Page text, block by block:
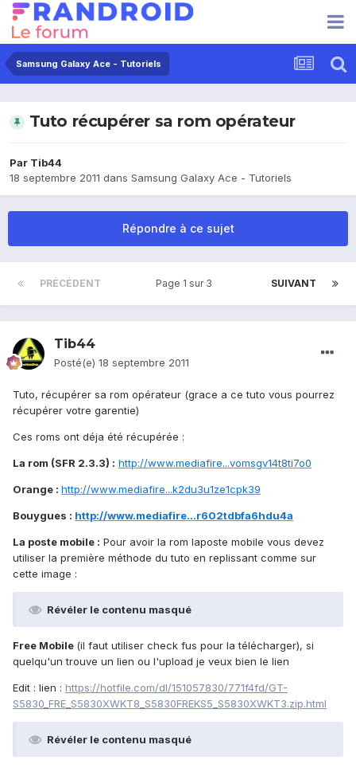
Samsung Galaxy Ace - Tutoriels
Tuto récupérer sa rom opérateur
Par Tib44
18 septembre 2011 dans Samsung Galaxy Ace - Tutoriels
Répondre à ce sujet
PRÉCÉDENT SUIVANT
Page 1 sur 3
Tib44
Posté(e) 18 septembre 2011
Tuto, récupérer sa rom opérateur (grace a ce tuto vous pourrez
récupérer votre garentie)
Ces roms ont déja été récupérée :
La rom (SFR 2.3.3) : http://www.mediafire...vomsgv14t8ti7o0
Orange : http://www.mediafire...k2du3u1ze1cpk39
Bouygues : http://www.mediafire...r602tdbfa6hdu4a
La poste mobile : Pour avoir la rom laposte mobile vous devez
utiliser la première méthode du tuto en replissant comme sur
cette image :
Révéler le contenu masqué
Free Mobile (il faut utiliser check fus pour la télécharger), si
quelqu'un trouve un lien ou l'upload je veux bien le lien
Edit : lien : https://hotfile.com/dl/151057830/771f4fd/GT-
S5830_FRE_S5830XWKT8_S5830FREKS5_S5830XWKT3.zip.html
Révéler le contenu masqué